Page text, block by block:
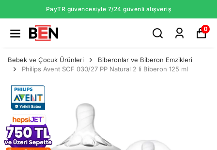
PayTR güvencesiyle 7/24 güvenli alışveriş
0
Bebek ve Çocuk Ürünleri
Biberonlar ve Biberon Emzikleri
Philips Avent SCF 030/27 PP Natural 2 li Biberon 125 ml